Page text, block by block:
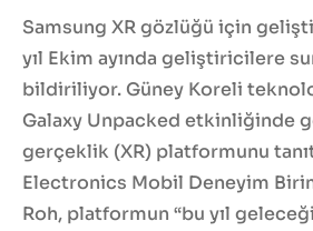
Samsung XR gözlüğü için
yıl Ekim ayında geliştiricilere
bildiriliyor. Güney Koreli
Galaxy Unpacked etkinliğinde
gerçeklik (XR) platformunu
Electronics Mobil Deneyim
Roh, platformun “bu yıl